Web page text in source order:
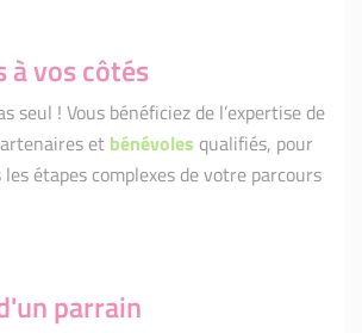
à vos côtés
seul ! Vous bénéficiez de l’expertise de
et bénévoles qualifiés, pour
étapes complexes de votre parcours
parrain